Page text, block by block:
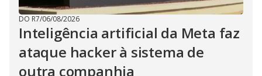
DO R7/06/08/2026
Inteligência artificial da Meta faz
ataque hacker à sistema de
outra companhia